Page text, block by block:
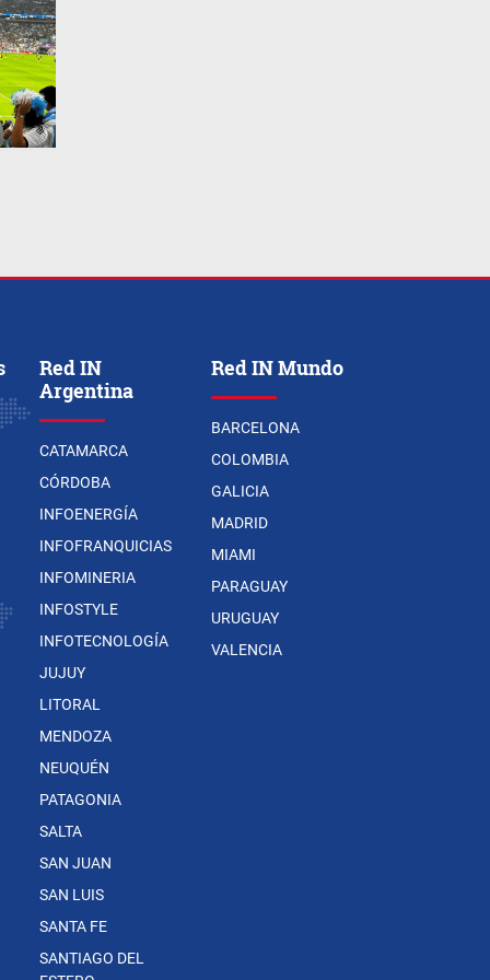
Red IN
Argentina
CATAMARCA
CÓRDOBA
INFOENERGÍA
INFOFRANQUICIAS
INFOMINERIA
INFOSTYLE
INFOTECNOLOGÍA
JUJUY
LITORAL
MENDOZA
NEUQUÉN
PATAGONIA
SALTA
SAN JUAN
SAN LUIS
SANTA FE
SANTIAGO DEL
Red IN Mundo
BARCELONA
COLOMBIA
GALICIA
MADRID
MIAMI
PARAGUAY
URUGUAY
VALENCIA